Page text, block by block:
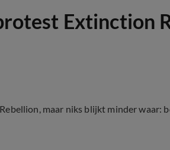
Extinction
maar niks blijkt minder waar: